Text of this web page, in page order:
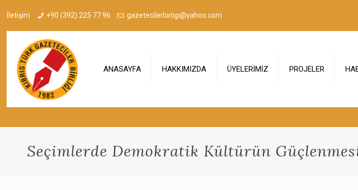
İletişim +90 (392) 225 77 96 gazetecilerbirligi@yahoo.com
ANASAYFA HAKKIMIZDA ÜYELERİMİZ PROJELER
Seçimlerde Demokratik Kültürün